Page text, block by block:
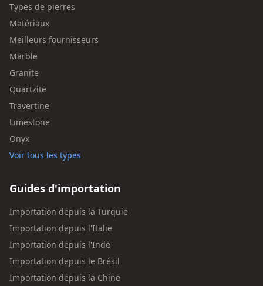
Types de pierres
Matériaux
Meilleurs fournisseurs
Marble
Granite
Quartzite
Travertine
Limestone
Onyx
Voir tous les types
Guides d'importation
Importation depuis la Turquie
Importation depuis l'Italie
Importation depuis l'Inde
Importation depuis le Brésil
Importation depuis la Chine